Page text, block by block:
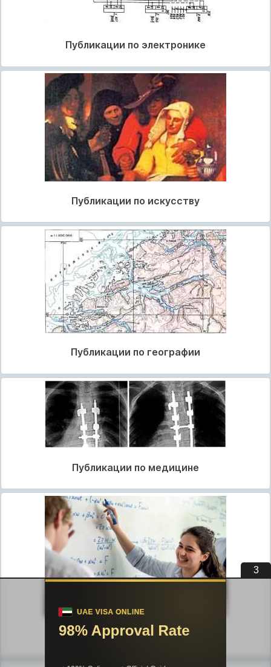
Публикации по электронике
Публикации по искусству
Публикации по географии
Публикации по медицине
Публикации по педагогике
2